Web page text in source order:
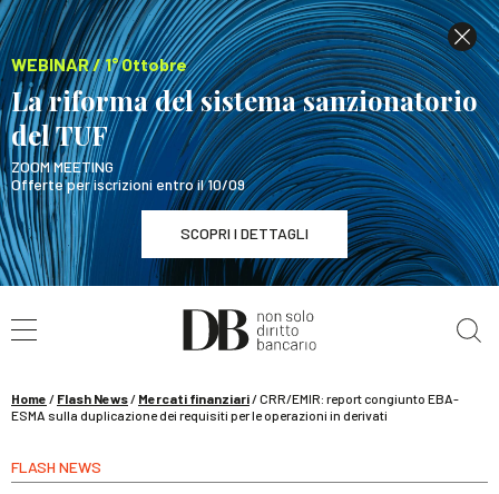
WEBINAR / 1° Ottobre
La riforma del sistema sanzionatorio
del TUF
ZOOM MEETING
Offerte per iscrizioni entro il 10/09
SCOPRI I DETTAGLI
WEBINAR / 1° Ottobre
La riforma del sistema sanzionatorio del TUF
Home / Flash News/ Mercati finanziari/CRR/EMIR: report congiunto EBA-
ESMA sulla duplicazione dei requisiti per le operazioni in derivati
FLASH NEWS